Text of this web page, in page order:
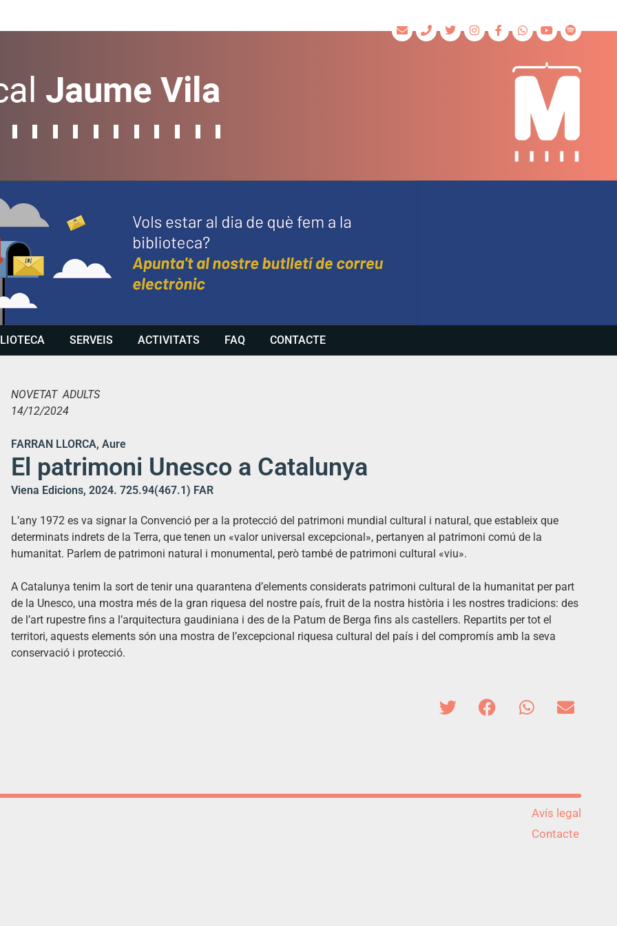
SERVEIS ACTIVITATS FAQ CONTACTE
NOVETAT ADULTS
14/12/2024
FARRAN LLORCA, Aure
El patrimoni Unesco a Catalunya
Viena Edicions, 2024. 725.94(467.1) FAR
L’any 1972 es va signar la Convenció per a la protecció del patrimoni mundial cultural i natural, que estableix que
determinats indrets de la Terra, que tenen un «valor universal excepcional», pertanyen al patrimoni comú de la
humanitat. Parlem de patrimoni natural i monumental, però també de patrimoni cultural «viu».
A Catalunya tenim la sort de tenir una quarantena d’elements considerats patrimoni cultural de la humanitat per part
de la Unesco, una mostra més de la gran riquesa del nostre país, fruit de la nostra història i les nostres tradicions: des
de l’art rupestre fins a l’arquitectura gaudiniana i des de la Patum de Berga fins als castellers. Repartits per tot el
territori, aquests elements són una mostra de l’excepcional riquesa cultural del país i del compromís amb la seva
conservació i protecció.
Avís legal
Contacte